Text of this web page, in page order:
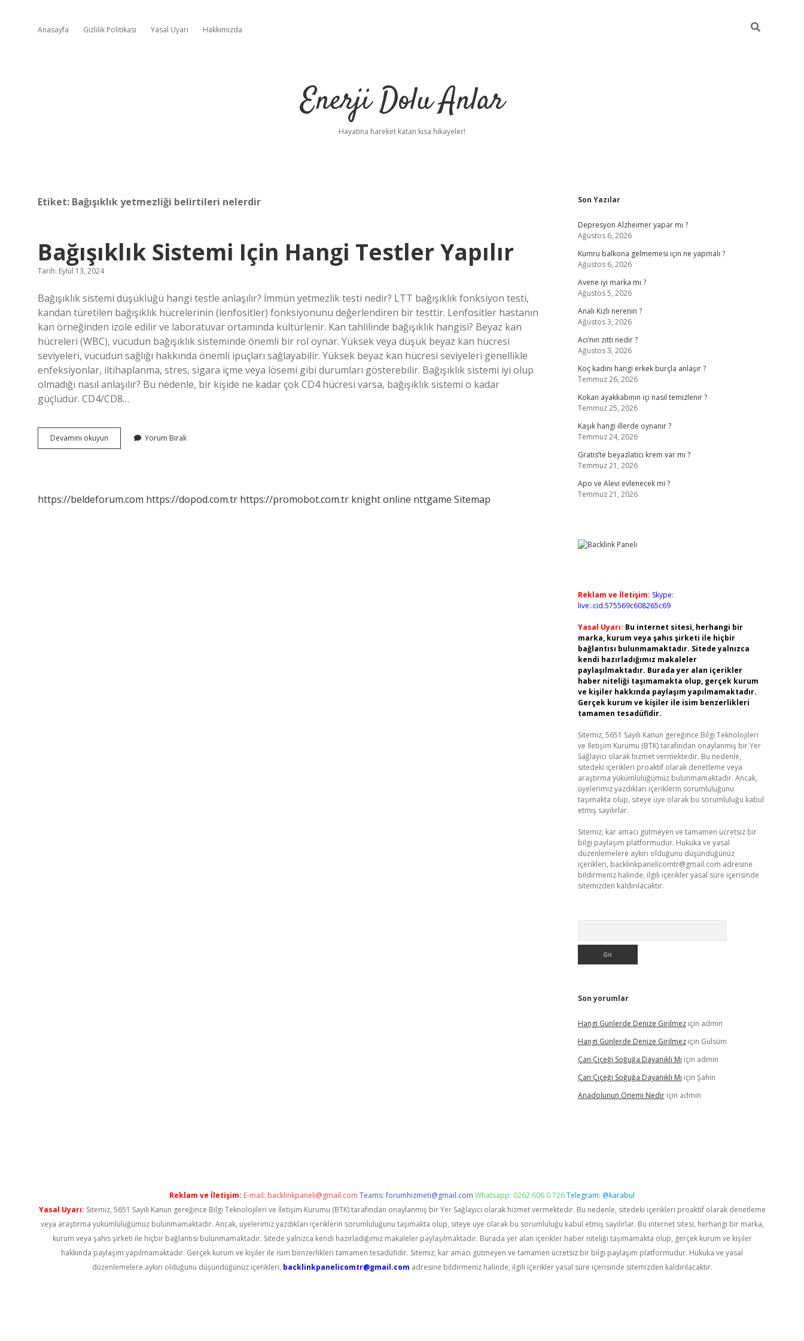
Anasayfa Gizlilik Politikası Yasal Uyarı Hakkımızda
Enerji Dolu Anlar
Hayatına hareket katan kısa hikayeler!
Etiket: Bağışıklık yetmezliği belirtileri nelerdir
Bağışıklık Sistemi Için Hangi Testler Yapılır
Tarih: Eylül 13, 2024
Bağışıklık sistemi düşüklüğü hangi testle anlaşılır? İmmün yetmezlik testi nedir? LTT bağışıklık fonksiyon testi,
kandan türetilen bağışıklık hücrelerinin (lenfositler) fonksiyonunu değerlendiren bir testtir. Lenfositler hastanın
kan örneğinden izole edilir ve laboratuvar ortamında kültürlenir. Kan tahlilinde bağışıklık hangisi? Beyaz kan
hücreleri (WBC), vücudun bağışıklık sisteminde önemli bir rol oynar. Yüksek veya düşük beyaz kan hücresi
seviyeleri, vücudun sağlığı hakkında önemli ipuçları sağlayabilir. Yüksek beyaz kan hücresi seviyeleri genellikle
enfeksiyonlar, iltihaplanma, stres, sigara içme veya lösemi gibi durumları gösterebilir. Bağışıklık sistemi iyi olup
olmadığı nasıl anlaşılır? Bu nedenle, bir kişide ne kadar çok CD4 hücresi varsa, bağışıklık sistemi o kadar
güçlüdür. CD4/CD8…
Devamını okuyun Bağışıklık
Sistemi
Yorum Bırak
https://beldeforum.com https://dopod.com.tr https://promobot.com.tr knight online nttgame Sitemap
Sidebar
Son Yazılar
Depresyon Alzheimer yapar mı ?
Ağustos 6, 2026
Kumru balkona gelmemesi için ne yapmalı ?
Ağustos 6, 2026
Avene iyi marka mı ?
Ağustos 5, 2026
Analı Kızlı nerenin ?
Ağustos 3, 2026
Acı’nın zıttı nedir ?
Ağustos 3, 2026
Koç kadını hangi erkek burçla anlaşır ?
Temmuz 26, 2026
Kokan ayakkabının içi nasıl temizlenir ?
Temmuz 25, 2026
Kaşık hangi illerde oynanır ?
Temmuz 24, 2026
Gratis’te beyazlatıcı krem var mı ?
Temmuz 21, 2026
Apo ve Alevi evlenecek mi ?
Temmuz 21, 2026
Reklam ve İletişim: Skype:
live:.cid.575569c608265c69
Yasal Uyarı: Bu internet sitesi, herhangi bir
marka, kurum veya şahıs şirketi ile hiçbir
bağlantısı bulunmamaktadır. Sitede yalnızca
kendi hazırladığımız makaleler
paylaşılmaktadır. Burada yer alan içerikler
haber niteliği taşımamakta olup, gerçek kurum
ve kişiler hakkında paylaşım yapılmamaktadır.
Gerçek kurum ve kişiler ile isim benzerlikleri
tamamen tesadüfidir.
Sitemiz, 5651 Sayılı Kanun gereğince Bilgi Teknolojileri
ve İletişim Kurumu (BTK) tarafından onaylanmış bir Yer
Sağlayıcı olarak hizmet vermektedir. Bu nedenle,
sitedeki içerikleri proaktif olarak denetleme veya
araştırma yükümlülüğümüz bulunmamaktadır. Ancak,
üyelerimiz yazdıkları içeriklerin sorumluluğunu
taşımakta olup, siteye üye olarak bu sorumluluğu kabul
etmiş sayılırlar.
Sitemiz, kar amacı gütmeyen ve tamamen ücretsiz bir
bilgi paylaşım platformudur. Hukuka ve yasal
düzenlemelere aykırı olduğunu düşündüğünüz
içerikleri, backlinkpanelicomtr@gmail.com adresine
bildirmeniz halinde, ilgili içerikler yasal süre içerisinde
sitemizden kaldırılacaktır.
Son yorumlar
Hangi Günlerde Denize Girilmeziçin admin
Hangi Günlerde Denize Girilmeziçin Gülsüm
Çan Çiçeği Soğuğa Dayanıklı Mı için admin
Çan Çiçeği Soğuğa Dayanıklı Mı için Şahin
Anadolunun Onemi Nediriçin admin
Reklam ve İletişim: E-mail: backlinkpaneli@gmail.com Teams:forumhizmeti@gmail.com Whatsapp: 0262 606 0 726Telegram: @karabul
Yasal Uyarı: Sitemiz, 5651 Sayılı Kanun gereğince Bilgi Teknolojileri ve İletişim Kurumu (BTK) tarafından onaylanmış bir Yer Sağlayıcı olarak hizmet vermektedir. Bu nedenle, sitedeki içerikleri proaktif olarak denetleme
veya araştırma yükümlülüğümüz bulunmamaktadır. Ancak, üyelerimiz yazdıkları içeriklerin sorumluluğunu taşımakta olup, siteye üye olarak bu sorumluluğu kabul etmiş sayılırlar. Bu internet sitesi, herhangi bir marka,
kurum veya şahıs şirketi ile hiçbir bağlantısı bulunmamaktadır. Sitede yalnızca kendi hazırladığımız makaleler paylaşılmaktadır. Burada yer alan içerikler haber niteliği taşımamakta olup, gerçek kurum ve kişiler
hakkında paylaşım yapılmamaktadır. Gerçek kurum ve kişiler ile isim benzerlikleri tamamen tesadüfidir. Sitemiz, kar amacı gütmeyen ve tamamen ücretsiz bir bilgi paylaşım platformudur. Hukuka ve yasal
düzenlemelere aykırı olduğunu düşündüğünüz içerikleri, backlinkpanelicomtr@gmail.com adresine bildirmeniz halinde, ilgili içerikler yasal süre içerisinde sitemizden kaldırılacaktır.